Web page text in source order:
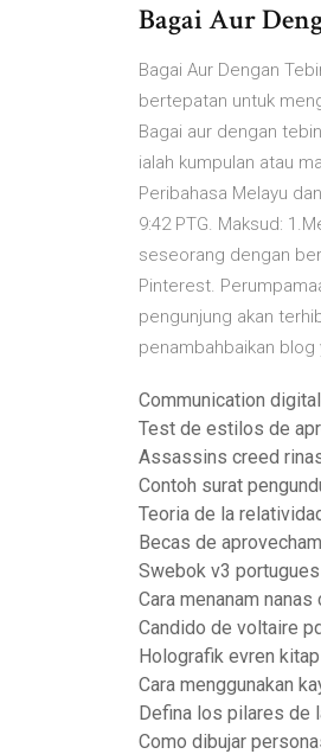
Bagai Aur
Bagai Aur Dengan
bertepatan untuk
Bagai aur dengan
ialah kumpulan atau
Peribahasa Melayu
9:42 PTG. Maksud:
seseorang dengan
Pinterest.
pengunjung akan
penambahbaikan blog
Communication
Test de estilos de
Assassins creed
Contoh surat
Teoria de la
Becas de
Swebok v3
Cara menanam nanas
Candido de voltaire
Holografik evren
Cara menggunakan
Defina los pilares de
Como dibujar